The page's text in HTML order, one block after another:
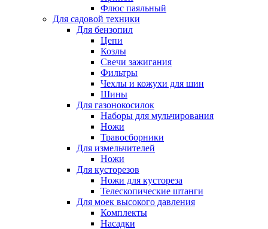
Флюс паяльный
Для садовой техники
Для бензопил
Цепи
Козлы
Свечи зажигания
Фильтры
Чехлы и кожухи для шин
Шины
Для газонокосилок
Наборы для мульчирования
Ножи
Травосборники
Для измельчителей
Ножи
Для кусторезов
Ножи для кустореза
Телескопические штанги
Для моек высокого давления
Комплекты
Насадки